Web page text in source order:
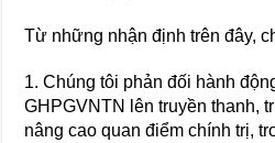
Từ những nhận định trên đây,
1. Chúng tôi phản đối hành
GHPGVNTN lên truyền thanh,
nâng cao quan điểm chính trị,